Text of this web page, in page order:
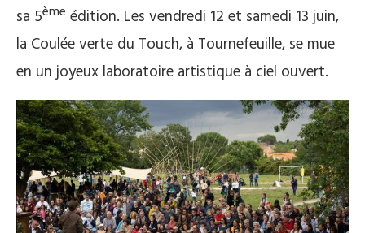
sa 5ème édition. Les vendredi 12 et samedi 13 juin,
la Coulée verte du Touch, à Tournefeuille, se mue
en un joyeux laboratoire artistique à ciel ouvert.